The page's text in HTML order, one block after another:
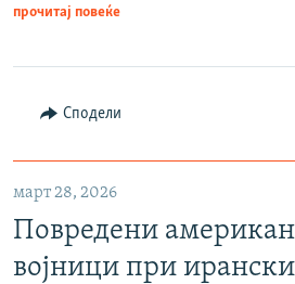
прочитај повеќе
Сподели
март 28, 2026
Повредени
војници при